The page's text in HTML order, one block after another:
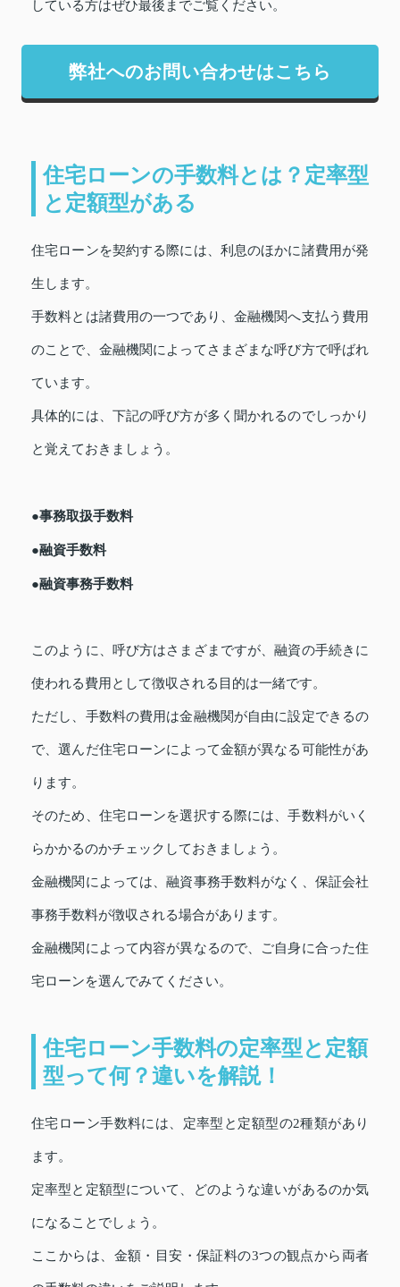
している方はぜひ最後までご覧ください。
弊社へのお問い合わせはこちら
住宅ローンの手数料とは？定率型
と定額型がある
住宅ローンを契約する際には、利息のほかに諸費用が発
生します。
手数料とは諸費用の一つであり、金融機関へ支払う費用
のことで、金融機関によってさまざまな呼び方で呼ばれ
ています。
具体的には、下記の呼び方が多く聞かれるのでしっかり
と覚えておきましょう。
●事務取扱手数料
●融資手数料
●融資事務手数料
このように、呼び方はさまざまですが、融資の手続きに
使われる費用として徴収される目的は一緒です。
ただし、手数料の費用は金融機関が自由に設定できるの
で、選んだ住宅ローンによって金額が異なる可能性があ
ります。
そのため、住宅ローンを選択する際には、手数料がいく
らかかるのかチェックしておきましょう。
金融機関によっては、融資事務手数料がなく、保証会社
事務手数料が徴収される場合があります。
金融機関によって内容が異なるので、ご自身に合った住
宅ローンを選んでみてください。
住宅ローン手数料の定率型と定額
型って何？違いを解説！
住宅ローン手数料には、定率型と定額型の2種類があり
ます。
定率型と定額型について、どのような違いがあるのか気
になることでしょう。
ここからは、金額・目安・保証料の3つの観点から両者